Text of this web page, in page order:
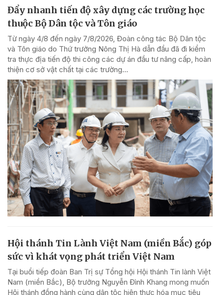
Đẩy nhanh tiến độ xây dựng các trường học
thuộc Bộ Dân tộc và Tôn giáo
Từ ngày 4/8 đến ngày 7/8/2026, Đoàn công tác Bộ Dân tộc
và Tôn giáo do Thứ trưởng Nông Thị Hà dẫn đầu đã đi kiểm
tra thực địa tiến độ thi công các dự án đầu tư nâng cấp, hoàn
thiện cơ sở vật chất tại các trường...
Hội thánh Tin Lành Việt Nam (miền Bắc) góp
sức vì khát vọng phát triển Việt Nam
Tại buổi tiếp đoàn Ban Trị sự Tổng hội Hội thánh Tin lành Việt
Nam (miền Bắc), Bộ trưởng Nguyễn Đình Khang mong muốn
Hội thánh đồng hành cùng dân tộc hiện thực hóa mục tiêu